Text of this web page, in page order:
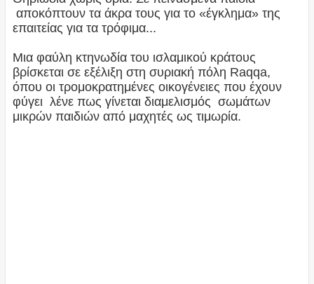
αποκόπτουν τα άκρα τους για το «έγκλημα» της
επαιτείας για τα τρόφιμα...
Μια φαύλη κτηνωδία του ισλαμικού κράτους
βρίσκεται σε εξέλιξη στη συριακή πόλη Raqqa,
όπου οι τρομοκρατημένες οικογένειες που έχουν
φύγει λένε πως γίνεται διαμελισμός σωμάτων
μικρών παιδιών από μαχητές ως τιμωρία.